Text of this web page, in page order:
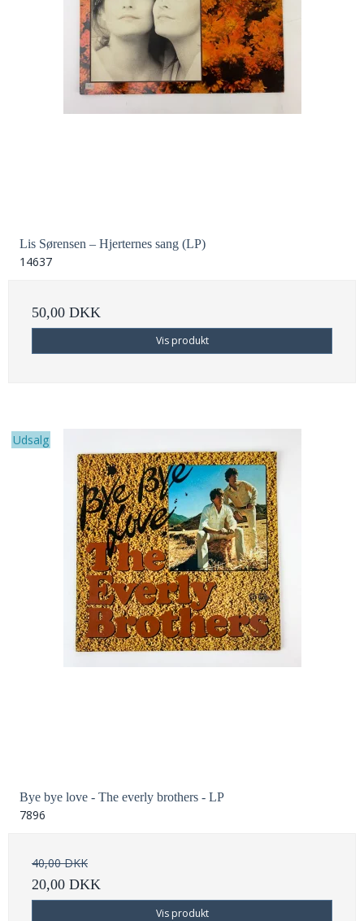
Lis Sørensen – Hjerternes sang (LP)
14637
50,00 DKK
Vis produkt
Udsalg
Bye bye love - The everly brothers - LP
7896
40,00 DKK
20,00 DKK
Vis produkt